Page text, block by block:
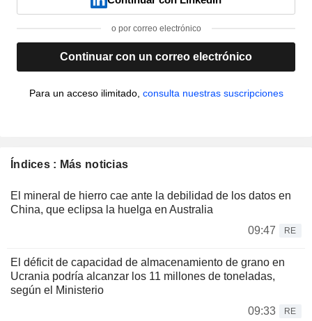
o por correo electrónico
Continuar con un correo electrónico
Para un acceso ilimitado, consulta nuestras suscripciones
Índices : Más noticias
El mineral de hierro cae ante la debilidad de los datos en
China, que eclipsa la huelga en Australia
09:47
RE
El déficit de capacidad de almacenamiento de grano en
Ucrania podría alcanzar los 11 millones de toneladas,
según el Ministerio
09:33
RE